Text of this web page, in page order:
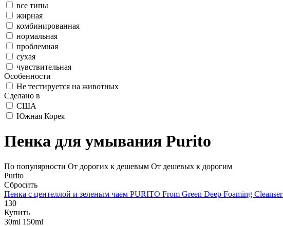
все типы
жирная
комбинированная
нормальная
проблемная
сухая
чувствительная
Особенности
Не тестируется на животных
Сделано в
США
Южная Корея
Пенка для умывания Purito
По популярности От дорогих к дешевым От дешевых к дорогим
Purito
Сбросить
Пенка с центеллой и зеленым чаем PURITO From Green Deep Foaming Cleanser
130
Купить
30ml 150ml